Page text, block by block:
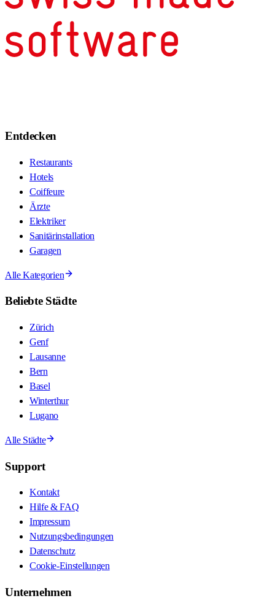
Entdecken
Restaurants
Hotels
Coiffeure
Ärzte
Elektriker
Sanitärinstallation
Garagen
Alle Kategorien
Beliebte Städte
Zürich
Genf
Lausanne
Bern
Basel
Winterthur
Lugano
Alle Städte
Support
Kontakt
Hilfe & FAQ
Impressum
Nutzungsbedingungen
Datenschutz
Cookie-Einstellungen
Unternehmen